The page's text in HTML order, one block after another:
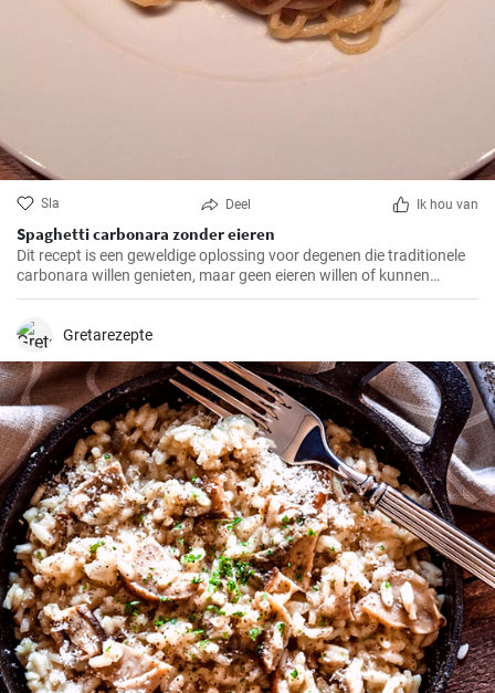
Sla Deel Ik hou van
Spaghetti carbonara zonder eieren
Dit recept is een geweldige oplossing voor degenen die traditionele
carbonara willen genieten, maar geen eieren willen of kunnen
consumeren.
Gretarezepte